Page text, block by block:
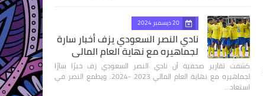
20 ديسمبر 2024
نادي النصر السعودي يزف أخبار سارة
لجماهيره مع نهاية العام المالي
كشفت تقارير صحفية أن نادي النصر السعودي زف خبرًا سارًا
لجماهيره مع نهاية العام المالي 2023 -2024. ويطمع النصر في
استعاد…